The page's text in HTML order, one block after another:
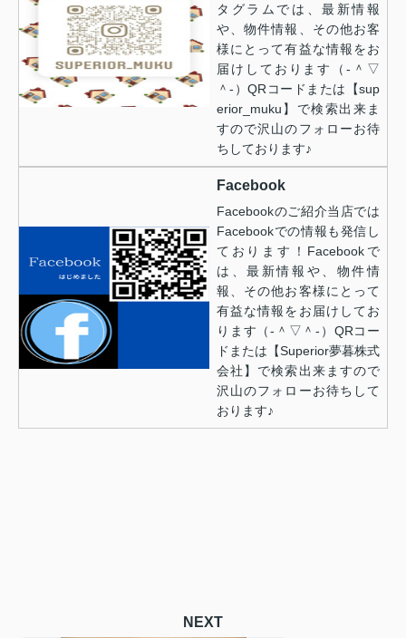
タグラムでは、最新情報
や、物件情報、その他お客
様にとって有益な情報をお
届けしております（‐＾▽
＾‐）QRコードまたは【sup
erior_muku】で検索出来ま
すので沢山のフォローお待
ちしております♪
Facebook
Facebookのご紹介当店では
Facebookでの情報も発信し
ております！Facebookで
は、最新情報や、物件情
報、その他お客様にとって
有益な情報をお届けしてお
ります（‐＾▽＾‐）QRコー
ドまたは【Superior夢暮株式
会社】で検索出来ますので
沢山のフォローお待ちして
おります♪
NEXT